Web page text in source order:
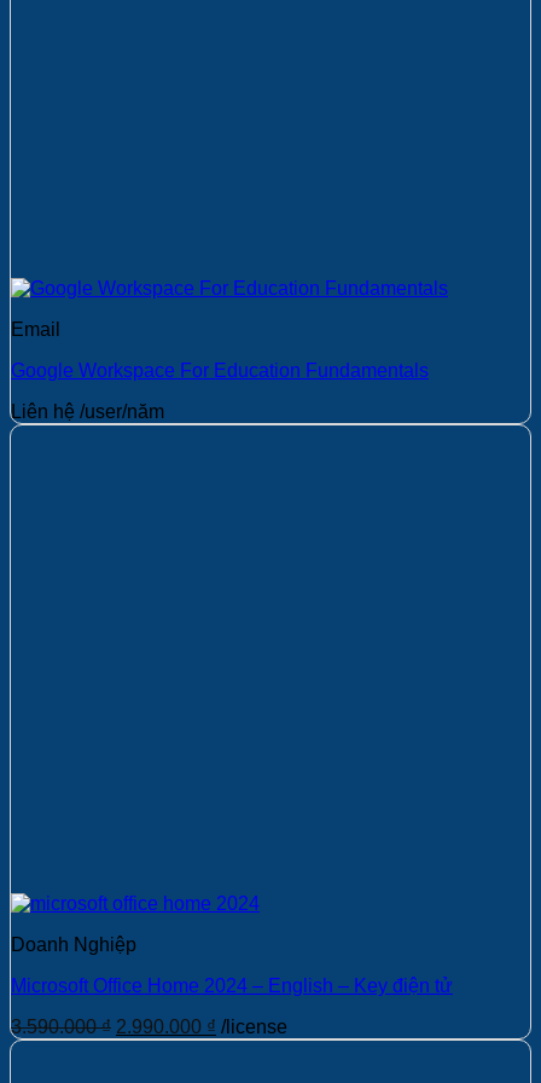
Email
Google Workspace For Education Fundamentals
Liên hệ /user/năm
Doanh Nghiệp
Microsoft Office Home 2024 – English – Key điện tử
3.590.000₫ Giá
gốc
2.990.000 ₫ Giá
hiện
/license